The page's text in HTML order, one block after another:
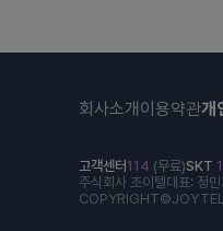
회사소개 이용약관개
고객센터 114 (무료)SKT
주식회사 조이텔대표: 정민
COPYRIGHT©JOYTEL